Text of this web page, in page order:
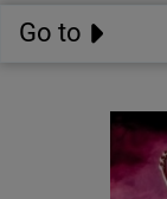
Go to